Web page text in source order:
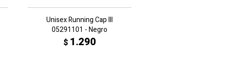
Unisex Running Cap III
05291101 - Negro
$ 1.290